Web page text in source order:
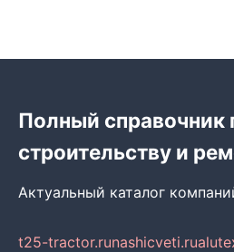
Полный справочник
строительству и
Актуальный каталог
t25-tractor.runashicveti.ru